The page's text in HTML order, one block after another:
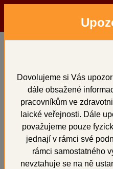
Hledat
60ml
Dovolujeme si Vás
dále obsažené
pracovníkům ve
laické veřejnosti. Dále
považujeme pouze
jednají v rámci své
rámci samostatného
nevztahuje se na ně